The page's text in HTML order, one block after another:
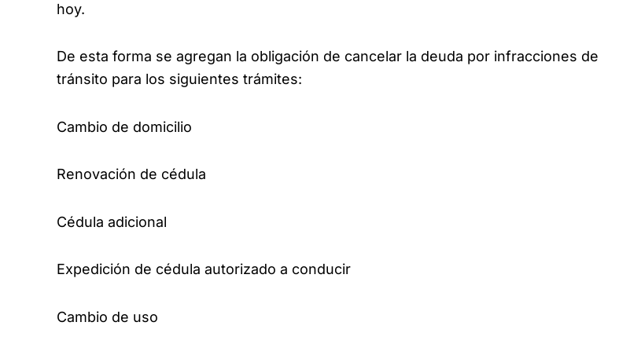
hoy.
De esta forma se agregan la obligación de cancelar la deuda por infracciones de
tránsito para los siguientes trámites:
Cambio de domicilio
Renovación de cédula
Cédula adicional
Expedición de cédula autorizado a conducir
Cambio de uso